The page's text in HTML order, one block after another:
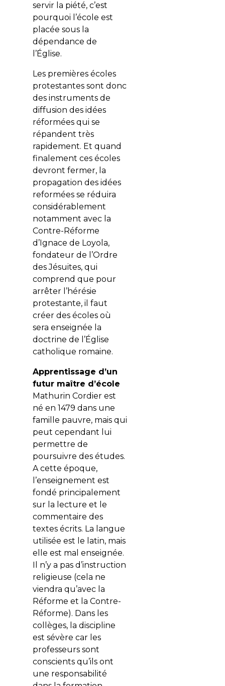
servir la piété, c’est
pourquoi l’école est
placée sous la
dépendance de
l’Église.
Les premières écoles
protestantes sont donc
des instruments de
diffusion des idées
réformées qui se
répandent très
rapidement. Et quand
finalement ces écoles
devront fermer, la
propagation des idées
reformées se réduira
considérablement
notamment avec la
Contre-Réforme
d’Ignace de Loyola,
fondateur de l’Ordre
des Jésuites, qui
comprend que pour
arrêter l’hérésie
protestante, il faut
créer des écoles où
sera enseignée la
doctrine de l’Église
catholique romaine.
Apprentissage d’un
futur maître d’école
Mathurin Cordier est
né en 1479 dans une
famille pauvre, mais qui
peut cependant lui
permettre de
poursuivre des études.
A cette époque,
l’enseignement est
fondé principalement
sur la lecture et le
commentaire des
textes écrits. La langue
utilisée est le latin, mais
elle est mal enseignée.
Il n’y a pas d’instruction
religieuse (cela ne
viendra qu’avec la
Réforme et la Contre-
Réforme). Dans les
collèges, la discipline
est sévère car les
professeurs sont
conscients qu’ils ont
une responsabilité